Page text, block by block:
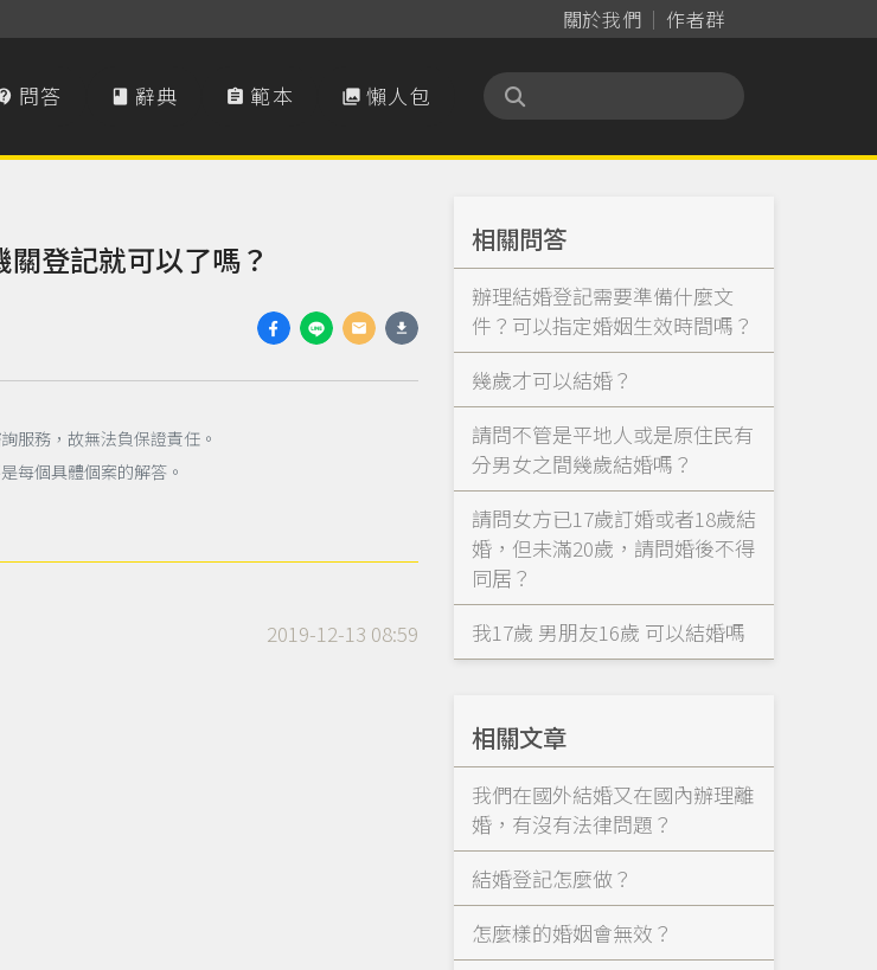
關於我們 作者群
問答  辭典  範本  懶人包
登記就可以了嗎？
服務，故無法負保證責任。
每個具體個案的解答。
2019-12-13 08:59
相關問答
辦理結婚登記需要準備什麼文
件？可以指定婚姻生效時間嗎？
幾歲才可以結婚？
請問不管是平地人或是原住民有
分男女之間幾歲結婚嗎？
請問女方已17歲訂婚或者18歲結
婚，但未滿20歲，請問婚後不得
同居？
我17歲 男朋友16歲 可以結婚嗎
相關文章
我們在國外結婚又在國內辦理離
婚，有沒有法律問題？
結婚登記怎麼做？
怎麼樣的婚姻會無效？